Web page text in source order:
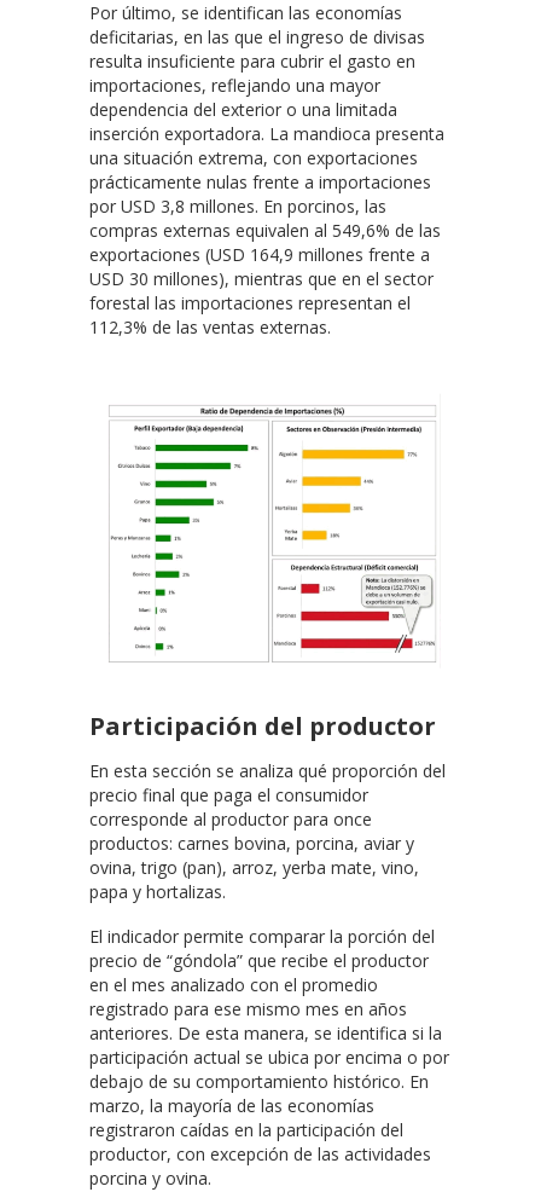
Por último, se identifican las economías
deficitarias, en las que el ingreso de divisas
resulta insuficiente para cubrir el gasto en
importaciones, reflejando una mayor
dependencia del exterior o una limitada
inserción exportadora. La mandioca presenta
una situación extrema, con exportaciones
prácticamente nulas frente a importaciones
por USD 3,8 millones. En porcinos, las
compras externas equivalen al 549,6% de las
exportaciones (USD 164,9 millones frente a
USD 30 millones), mientras que en el sector
forestal las importaciones representan el
112,3% de las ventas externas.
Participación del productor
En esta sección se analiza qué proporción del
precio final que paga el consumidor
corresponde al productor para once
productos: carnes bovina, porcina, aviar y
ovina, trigo (pan), arroz, yerba mate, vino,
papa y hortalizas.
El indicador permite comparar la porción del
precio de “góndola” que recibe el productor
en el mes analizado con el promedio
registrado para ese mismo mes en años
anteriores. De esta manera, se identifica si la
participación actual se ubica por encima o por
debajo de su comportamiento histórico. En
marzo, la mayoría de las economías
registraron caídas en la participación del
productor, con excepción de las actividades
porcina y ovina.